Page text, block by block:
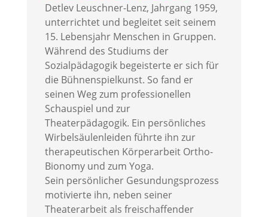
Detlev Leuschner-Lenz, Jahrgang 1959,
unterrichtet und begleitet seit seinem
15. Lebensjahr Menschen in Gruppen.
Während des Studiums der
Sozialpädagogik begeisterte er sich für
die Bühnenspielkunst. So fand er
seinen Weg zum professionellen
Schauspiel und zur
Theaterpädagogik. Ein persönliches
Wirbelsäulenleiden führte ihn zur
therapeutischen Körperarbeit Ortho-
Bionomy und zum Yoga.
Sein persönlicher Gesundungsprozess
motivierte ihn, neben seiner
Theaterarbeit als freischaffender